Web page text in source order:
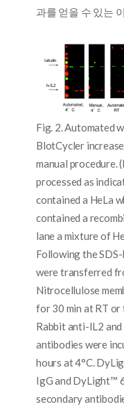
과를 얻을 수 있는
Fig. 2. Automated
BlotCycler
manual procedure.
processed as
contained a HeLa
contained a
lane a mixture of
Following the
were transferred
Nitrocellulose
for 30 min at RT or
Rabbit anti-IL2
antibodies were
hours at 4°C.
IgG and DyLight™
secondary